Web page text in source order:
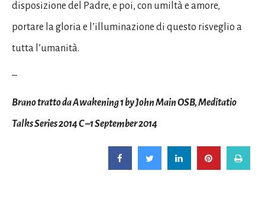
disposizione del Padre, e poi, con umiltà e amore,
portare la gloria e l’illuminazione di questo risveglio a
tutta l’umanità.
–
Brano tratto da Awakening 1 by John Main OSB, Meditatio
Talks Series 2014 C –1 September 2014